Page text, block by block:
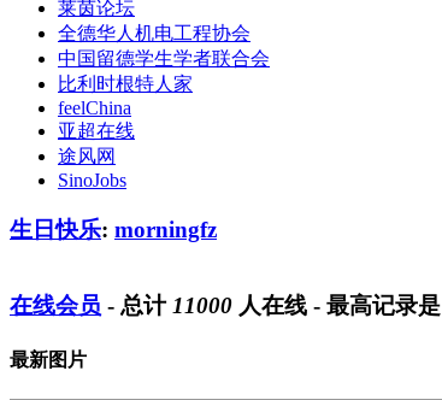
莱茵论坛
全德华人机电工程协会
中国留德学生学者联合会
比利时根特人家
feelChina
亚超在线
途风网
SinoJobs
生日快乐: morningfz
在线会员 - 总计11000 人在线 - 最高记录是
最新图片